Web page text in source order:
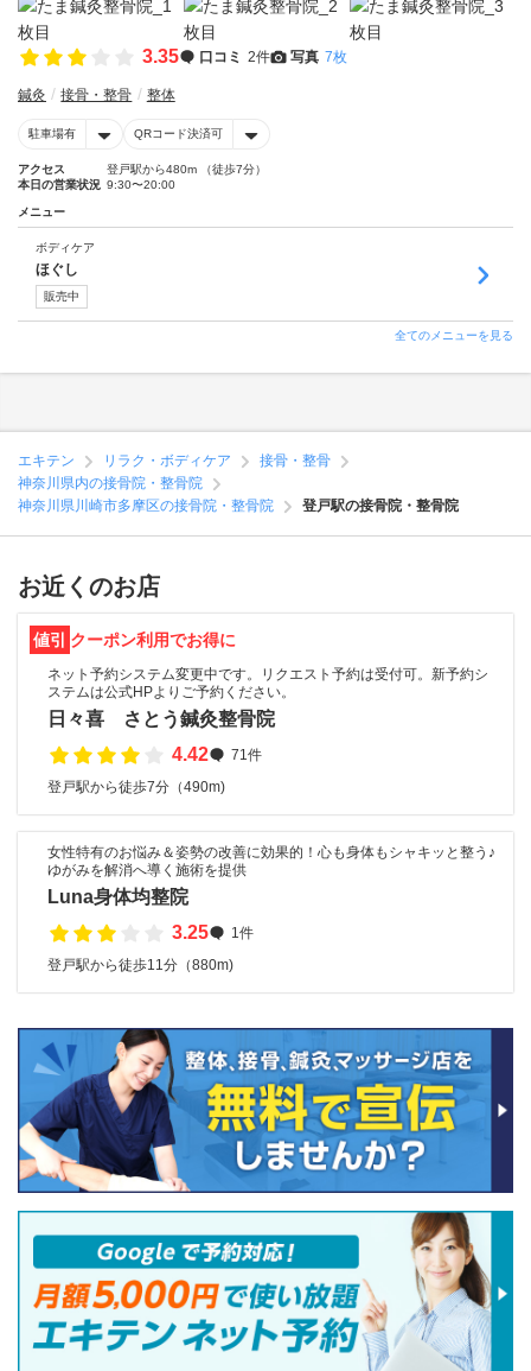
3.35 口コミ 2件 写真 7枚
鍼灸 接骨・整骨 整体
駐車場有 QRコード決済可
アクセス
登戸駅から480m （徒歩7分）
本日の営業状況 9:30〜20:00
メニュー
ボディケア
ほぐし
販売中
全てのメニューを見る
エキテン リラク・ボディケア
接骨・整骨
神奈川県内の接骨院・整骨院
神奈川県川崎市多摩区の接骨院・整骨院
登戸駅の接骨院・整骨院
お近くのお店
値引 クーポン利用でお得に
ネット予約システム変更中です。リクエスト予約は受付可。新予約シ
ステムは公式HPよりご予約ください。
日々喜 さとう鍼灸整骨院
4.42
71件
登戸駅から徒歩7分（490m)
女性特有のお悩み＆姿勢の改善に効果的！心も身体もシャキッと整う♪
ゆがみを解消へ導く施術を提供
Luna身体均整院
3.25
1件
登戸駅から徒歩11分（880m)